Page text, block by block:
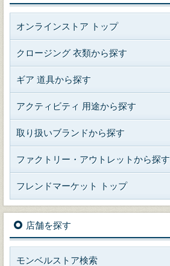
オンラインストア トップ
クロージング 衣類から探す
ギア 道具から探す
アクティビティ 用途から探す
取り扱いブランドから探す
ファクトリー・アウトレットから探す
フレンドマーケット トップ
店舗を探す
モンベルストア検索